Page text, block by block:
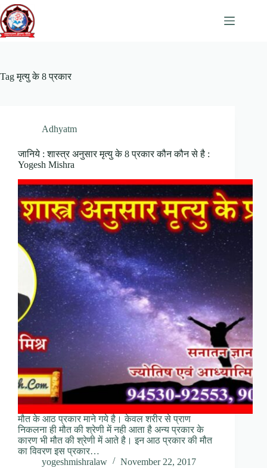
Skip
to
content
Tagमृत्यु के 8 प्रकार
Adhyatm
जानिये : शास्त्र अनुसार मृत्यु के 8 प्रकार कौन कौन से है :
Yogesh Mishra
मौत के आठ प्रकार माने गये है। केवल शरीर से प्राण
निकलना ही मौत की श्रेणी में नही आता है अन्य प्रकार के
कारण भी मौत की श्रेणी में आते है। इन आठ प्रकार की मौत
का विवरण इस प्रकार…
yogeshmishralaw
November 22, 2017